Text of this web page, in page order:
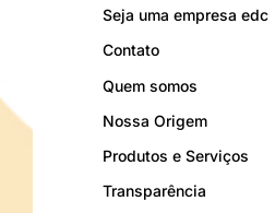
Seja uma empresa edc
Contato
Quem somos
Nossa Origem
Produtos e Serviços
Transparência